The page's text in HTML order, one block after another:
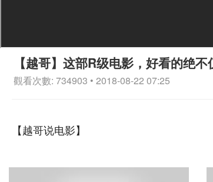
【越哥】这部R级电影，好看的绝
觀看次數: 734903 • 2018-08-22 07:25
【越哥说电影】